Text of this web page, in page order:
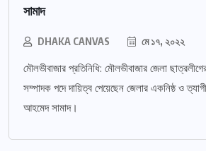
সামাদ
DHAKA CANVAS মে ১৭, ২০২২
মৌলভীবাজার প্রতিনিধি: মৌলভীবাজার জেলা
সম্পাদক পদে দায়িত্ব পেয়েছেন জেলার একনিষ্ঠ ও
আহমেদ সামাদ।